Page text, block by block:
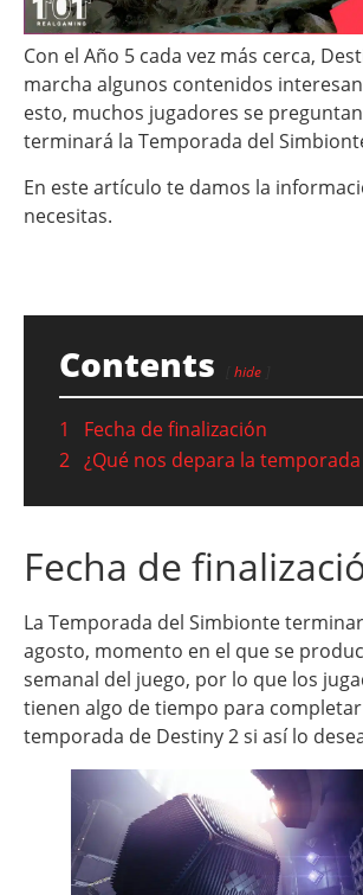
Con el Año 5 cada vez más cerca,
marcha algunos contenidos
esto, muchos jugadores se
terminará la Temporada del
En este artículo te damos la
necesitas.
Contents hide
1
Fecha de finalización
2 ¿Qué nos depara la temporada
Fecha de
La Temporada del Simbionte
agosto, momento en el que se
semanal del juego, por lo que los
tienen algo de tiempo para completar
temporada de Destiny 2 si así lo